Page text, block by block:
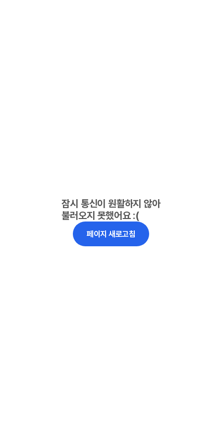
잠시 통신이 원활하지 않아
불러오지 못했어요 :(
페이지 새로고침